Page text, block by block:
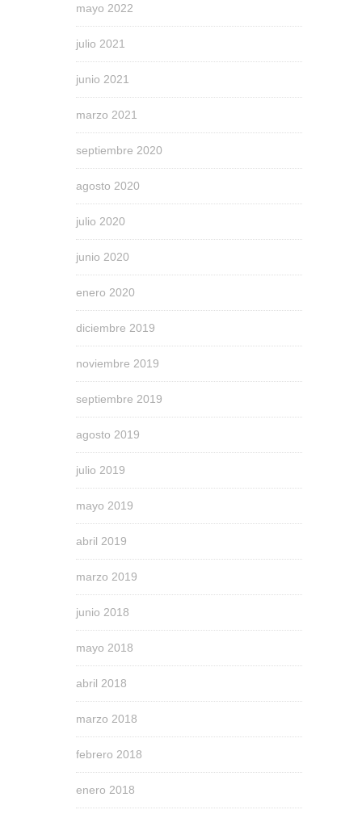
mayo 2022
julio 2021
junio 2021
marzo 2021
septiembre 2020
agosto 2020
julio 2020
junio 2020
enero 2020
diciembre 2019
noviembre 2019
septiembre 2019
agosto 2019
julio 2019
mayo 2019
abril 2019
marzo 2019
junio 2018
mayo 2018
abril 2018
marzo 2018
febrero 2018
enero 2018